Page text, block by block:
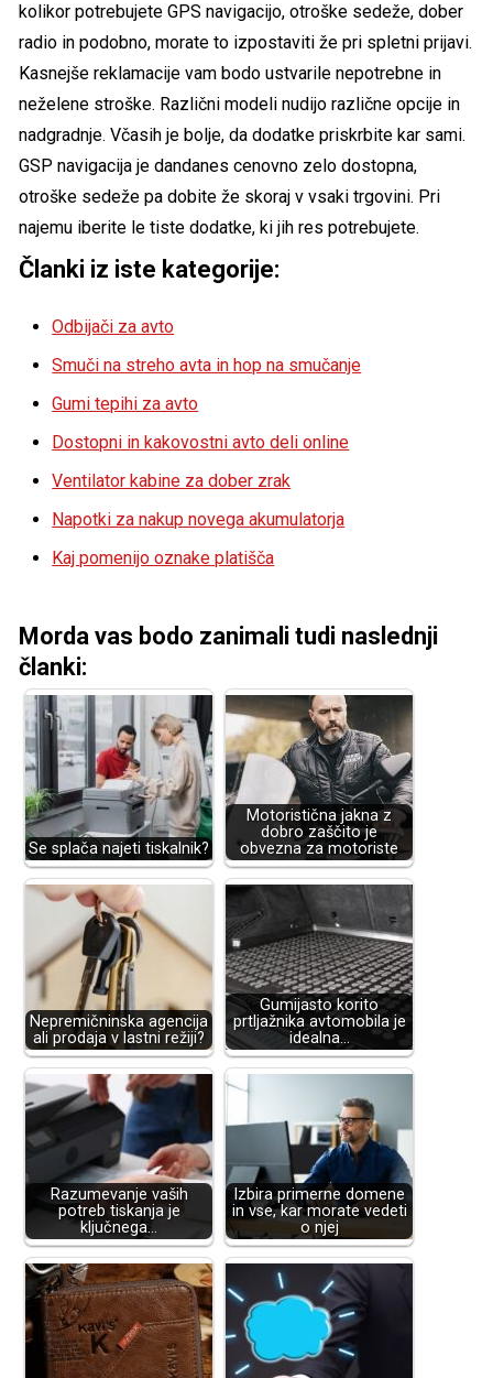
kolikor potrebujete GPS navigacijo, otroške sedeže, dober
radio in podobno, morate to izpostaviti že pri spletni prijavi.
Kasnejše reklamacije vam bodo ustvarile nepotrebne in
neželene stroške. Različni modeli nudijo različne opcije in
nadgradnje. Včasih je bolje, da dodatke priskrbite kar sami.
GSP navigacija je dandanes cenovno zelo dostopna,
otroške sedeže pa dobite že skoraj v vsaki trgovini. Pri
najemu iberite le tiste dodatke, ki jih res potrebujete.
Članki iz iste kategorije:
Odbijači za avto
Smuči na streho avta in hop na smučanje
Gumi tepihi za avto
Dostopni in kakovostni avto deli online
Ventilator kabine za dober zrak
Napotki za nakup novega akumulatorja
Kaj pomenijo oznake platišča
Morda vas bodo zanimali tudi naslednji
članki:
Se splača najeti tiskalnik?
Motoristična jakna z
dobro zaščito je
obvezna za motoriste
Nepremičninska agencija
ali prodaja v lastni režiji?
Gumijasto korito
prtljažnika avtomobila je
idealna…
Razumevanje vaših
potreb tiskanja je
ključnega…
Izbira primerne domene
in vse, kar morate vedeti
o njej